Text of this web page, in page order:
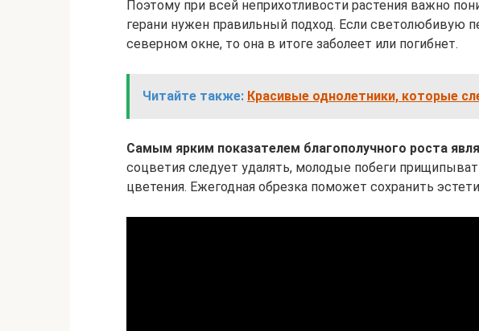
Поэтому при всей неприхотливости растения важно
герани нужен правильный подход. Если светолюбивую
северном окне, то она в итоге заболеет или погибнет.
Читайте также: Красивые однолетники, которые
Самым ярким показателем благополучного роста
соцветия следует удалять, молодые побеги
цветения. Ежегодная обрезка поможет сохранить